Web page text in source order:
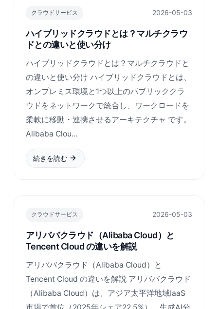
クラウドサービス 2026-05-03
ハイブリッドクラウドとは？マルチクラウ
ドとの違いと使い分け
ハイブリッドクラウドとは？マルチクラウドと
の違いと使い分け ハイブリッドクラウドとは、
オンプレミス環境と1つ以上のパブリッククラ
ウドをネットワークで統合し、ワークロードを
柔軟に移動・連携させるアーキテクチャ です。
Alibaba Clou…
続きを読む
クラウドサービス 2026-05-03
アリババクラウド（Alibaba Cloud）と
Tencent Cloud の違いを解説
アリババクラウド（Alibaba Cloud）と
Tencent Cloud の違いを解説 アリババクラウド
（Alibaba Cloud）は、アジア太平洋地域IaaS
市場で首位（2025年シェア22.5%）、生成AI分